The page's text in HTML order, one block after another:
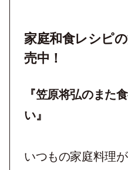
家庭和食レシピ
売中！
『笠原将弘のまた
い』
いつもの家庭料理